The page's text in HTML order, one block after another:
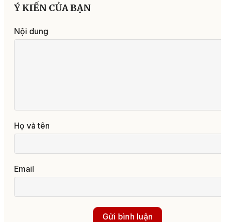
Ý KIẾN CỦA BẠN
Nội dung
Họ và tên
Email
Gửi bình luận